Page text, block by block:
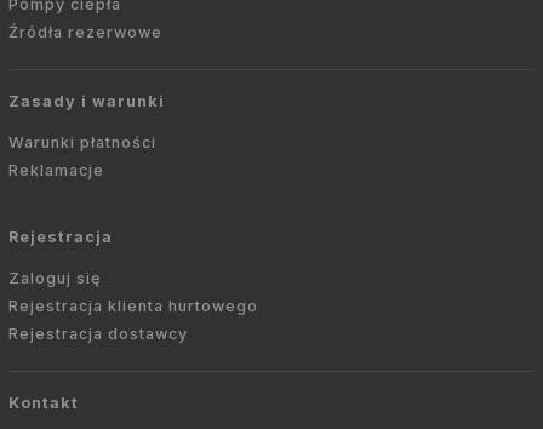
Pompy ciepła
Źródła rezerwowe
Zasady i warunki
Warunki płatności
Reklamacje
Rejestracja
Zaloguj się
Rejestracja klienta hurtowego
Rejestracja dostawcy
Kontakt